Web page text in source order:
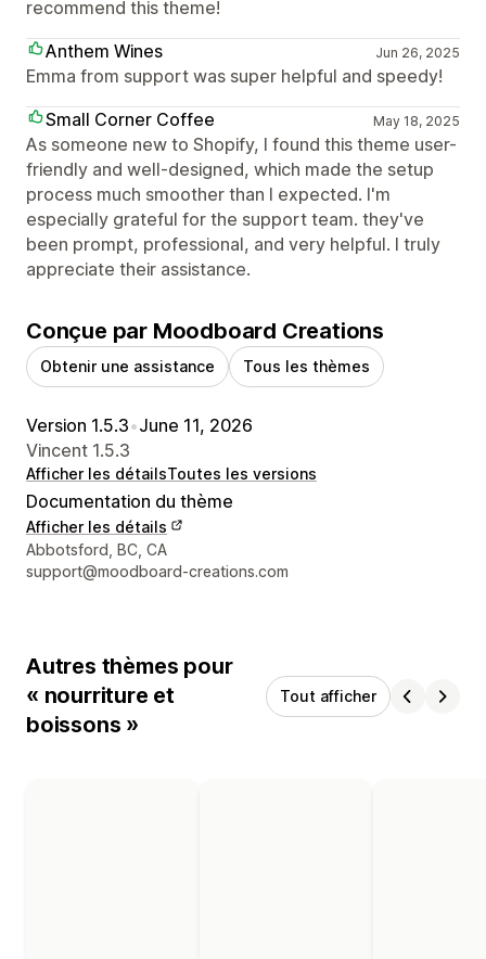
recommend this theme!
Anthem Wines
Jun 26, 2025
Emma from support was super helpful and speedy!
Small Corner Coffee
May 18, 2025
As someone new to Shopify, I found this theme user-
friendly and well-designed, which made the setup
process much smoother than I expected. I'm
especially grateful for the support team. they've
been prompt, professional, and very helpful. I truly
appreciate their assistance.
Conçue par Moodboard Creations
Obtenir une assistance Tous les thèmes
Version 1.5.3•June 11, 2026
Vincent 1.5.3
Afficher les détailsToutes les versions
Documentation du thème
Afficher les détails
Coordonnées du concepteur
Abbotsford, BC, CA
support@moodboard-creations.com
Autres thèmes pour
« nourriture et
boissons »
Tout afficher